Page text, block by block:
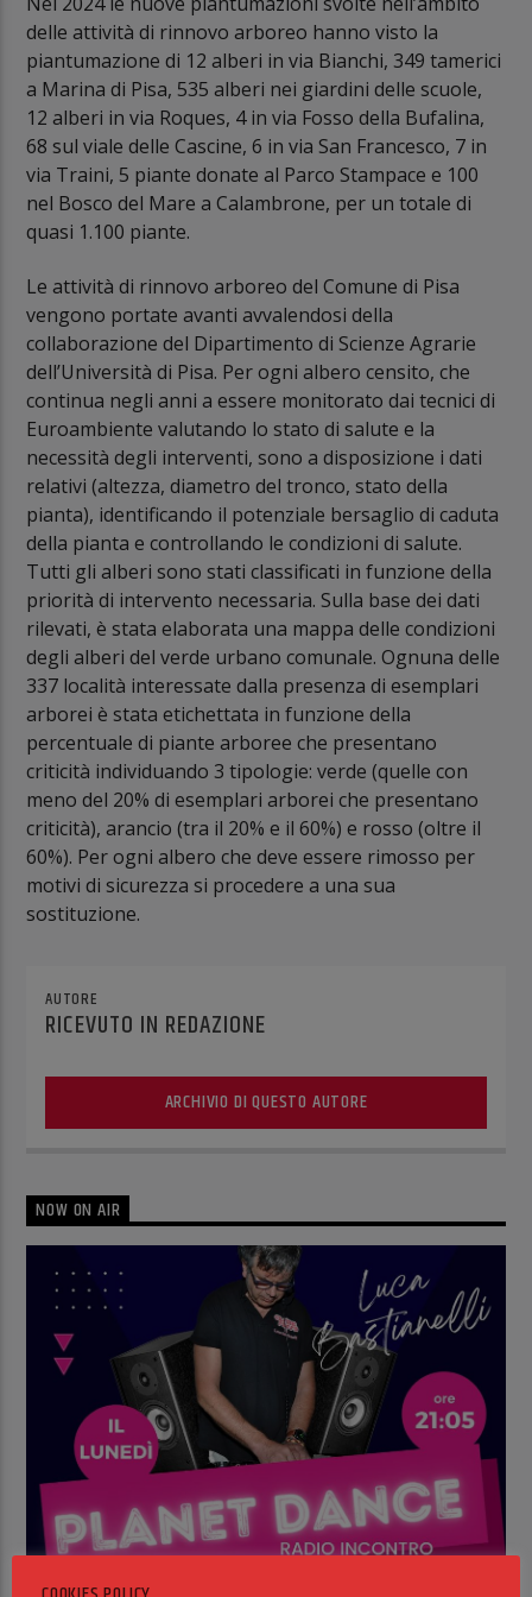
delle attività di rinnovo arboreo hanno visto la
piantumazione di 12 alberi in via Bianchi, 349 tamerici
a Marina di Pisa, 535 alberi nei giardini delle scuole,
12 alberi in via Roques, 4 in via Fosso della Bufalina,
68 sul viale delle Cascine, 6 in via San Francesco, 7 in
via Traini, 5 piante donate al Parco Stampace e 100
nel Bosco del Mare a Calambrone, per un totale di
quasi 1.100 piante.
Le attività di rinnovo arboreo del Comune di Pisa
vengono portate avanti avvalendosi della
collaborazione del Dipartimento di Scienze Agrarie
dell’Università di Pisa. Per ogni albero censito, che
continua negli anni a essere monitorato dai tecnici di
Euroambiente valutando lo stato di salute e la
necessità degli interventi, sono a disposizione i dati
relativi (altezza, diametro del tronco, stato della
pianta), identificando il potenziale bersaglio di caduta
della pianta e controllando le condizioni di salute.
Tutti gli alberi sono stati classificati in funzione della
priorità di intervento necessaria. Sulla base dei dati
rilevati, è stata elaborata una mappa delle condizioni
degli alberi del verde urbano comunale. Ognuna delle
337 località interessate dalla presenza di esemplari
arborei è stata etichettata in funzione della
percentuale di piante arboree che presentano
criticità individuando 3 tipologie: verde (quelle con
meno del 20% di esemplari arborei che presentano
criticità), arancio (tra il 20% e il 60%) e rosso (oltre il
60%). Per ogni albero che deve essere rimosso per
motivi di sicurezza si procedere a una sua
sostituzione.
AUTORE
RICEVUTO IN REDAZIONE
ARCHIVIO DI QUESTO AUTORE
NOW ON AIR